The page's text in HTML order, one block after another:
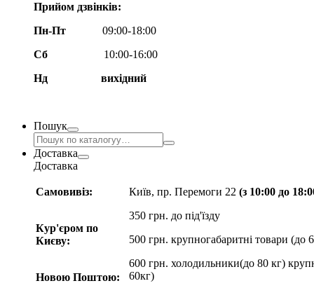
Прийом дзвінків:
Пн-Пт
09:00-18:00
Сб
10:00-16:00
Нд вихідний
Пошук
Доставка
Доставка
Самовивіз:
Кур'єром по
Києву:
Новою Поштою:
Київ, пр. Перемоги 22 (з 10:00 до
350 грн. до під'їзду
500 грн. крупногабаритні товари (до
600 грн. холодильники(до 80 кг)
60кг)